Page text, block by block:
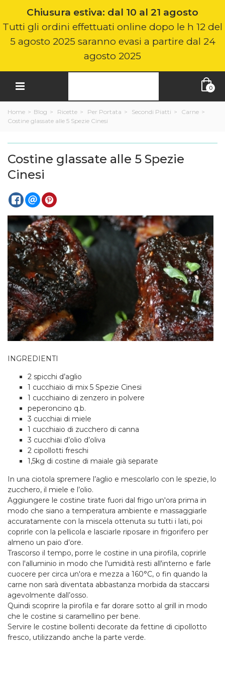
Chiusura estiva: dal 10 al 21 agosto
Tutti gli ordini effettuati online dopo le h 12 del
5 agosto 2025 saranno evasi a partire dal 24
agosto 2025
0
Home > Blog > Ricette > Per Portata > Secondi Piatti > Carne >
Costine glassate alle 5 Spezie Cinesi
Costine glassate alle 5 Spezie
Cinesi
INGREDIENTI
2 spicchi d’aglio
1 cucchiaio di mix 5 Spezie Cinesi
1 cucchiaino di zenzero in polvere
peperoncino q.b.
3 cucchiai di miele
1 cucchiaio di zucchero di canna
3 cucchiai d’olio d’oliva
2 cipollotti freschi
1,5kg di costine di maiale già separate
In una ciotola spremere l’aglio e mescolarlo con le spezie, lo
zucchero, il miele e l’olio.
Aggiungere le costine tirate fuori dal frigo un'ora prima in
modo che siano a temperatura ambiente e massaggiarle
accuratamente con la miscela ottenuta su tutti i lati, poi
coprirle con la pellicola e lasciarle riposare in frigorifero per
almeno un paio d’ore.
Trascorso il tempo, porre le costine in una pirofila, coprirle
con l'alluminio in modo che l'umidità resti all'interno e farle
cuocere per circa un'ora e mezza a 160°C, o fin quando la
carne non sarà diventata abbastanza morbida da staccarsi
agevolmente dall’osso.
Quindi scoprire la pirofila e far dorare sotto al grill in modo
che le costine si caramellino per bene.
Servire le costine bollenti decorate da fettine di cipollotto
fresco, utilizzando anche la parte verde.